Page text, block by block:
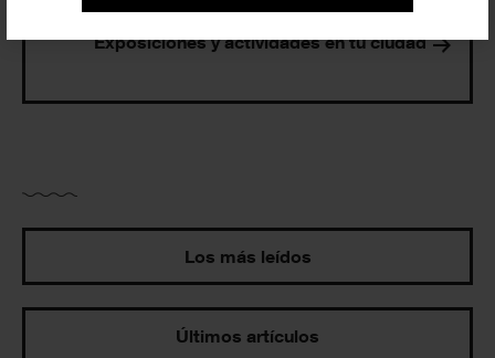
Exposiciones y actividades en tu ciudad
Los más leídos
Últimos artículos